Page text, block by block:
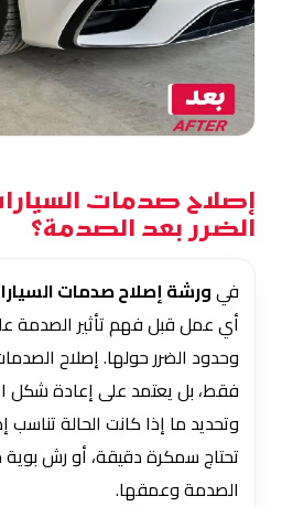
إصلاح صدمات
الضرر بعد الصدمة؟
فيورشة إصلاح صدمات
أي عمل قبل فهم تأثير الصدمة
وحدود الضرر حولها. إصلاح
فقط، بل يعتمد على إعادة شكل
وتحديد ما إذا كانت الحالة تناسب
تحتاج سمكرة دقيقة، أو رش
الصدمة وعمقها.